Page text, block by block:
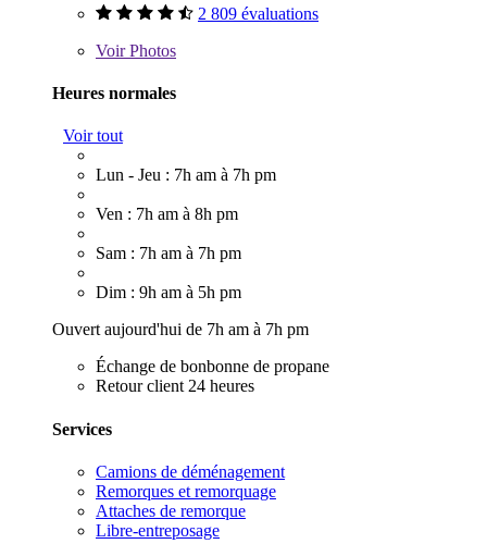
2 809 évaluations
VoirPhotos
Heures normales
Voir tout
Lun - Jeu : 7h am à 7h pm
Ven : 7h am à 8h pm
Sam : 7h am à 7h pm
Dim : 9h am à 5h pm
Ouvert aujourd'hui de 7h am à 7h pm
Échange de bonbonne de propane
Retour client 24 heures
Services
Camions de déménagement
Remorques et remorquage
Attaches de remorque
Libre-entreposage